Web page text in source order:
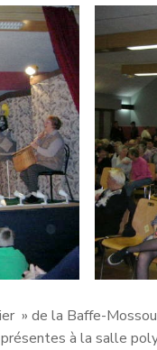
» de la Baffe-
à la salle